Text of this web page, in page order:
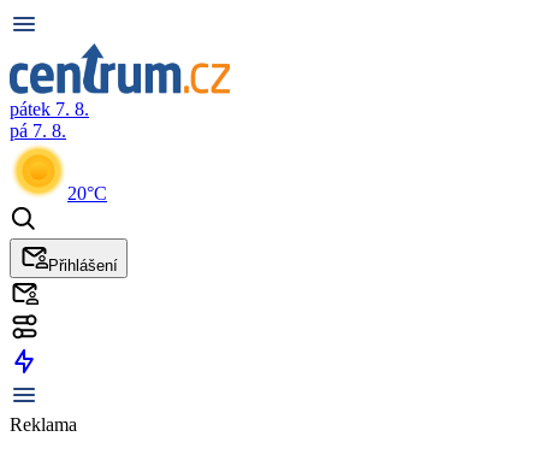
pátek 7. 8.
pá 7. 8.
20°C
Přihlášení
Reklama